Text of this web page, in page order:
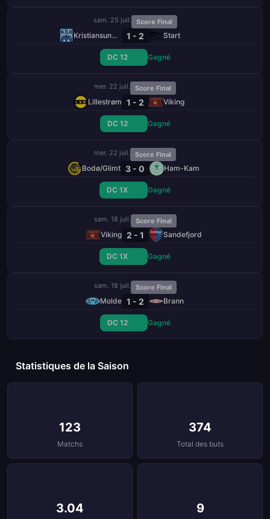
sam. 25 juil. Score Final
Kristiansund BK 1 - 2 Start
DC 12 Gagné
mer. 22 juil. Score Final
Lillestrøm 1 - 2 Viking
DC 12 Gagné
mer. 22 juil. Score Final
Bodø/Glimt 3 - 0 Ham-Kam
DC 1X Gagné
sam. 18 juil. Score Final
Viking 2 - 1 Sandefjord
DC 1X Gagné
sam. 18 juil. Score Final
Molde 1 - 2 Brann
DC 12 Gagné
Statistiques de la Saison
123
Matchs
374
Total des buts
3.04 9